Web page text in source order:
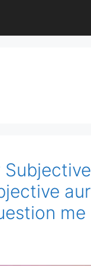
aur
me